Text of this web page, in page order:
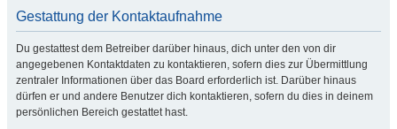
Gestattung der Kontaktaufnahme
Du gestattest dem Betreiber darüber hinaus, dich unter den von dir
angegebenen Kontaktdaten zu kontaktieren, sofern dies zur Übermittlung
zentraler Informationen über das Board erforderlich ist. Darüber hinaus
dürfen er und andere Benutzer dich kontaktieren, sofern du dies in deinem
persönlichen Bereich gestattet hast.